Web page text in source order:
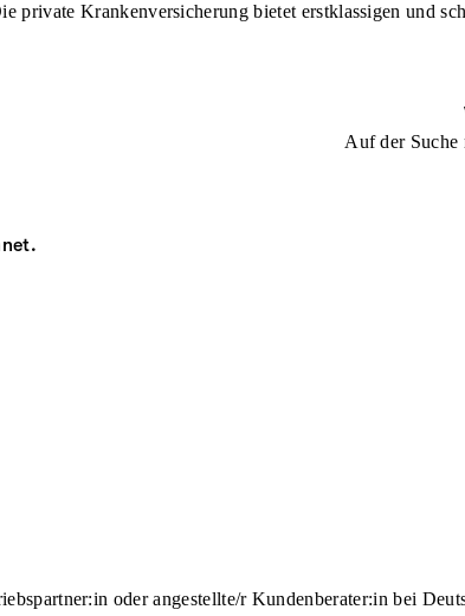
private Krankenversicherung bietet erstklassigen und
Auf der Suche
oder angestellte/r Kundenberater:in bei